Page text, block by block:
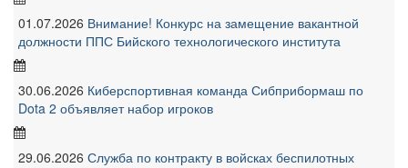
01.07.2026 Внимание! Конкурс на замещение вакантной
должности ППС Бийского технологического института
30.06.2026 Киберспортивная команда Сибприбормаш по
Dota 2 объявляет набор игроков
29.06.2026 Служба по контракту в войсках беспилотных